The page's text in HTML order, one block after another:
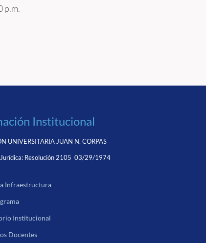
p.m.
Institucional
UNIVERSITARIA JUAN N. CORPAS
Resolución 2105 03/29/1974
Infraestructura
Institucional
Docentes